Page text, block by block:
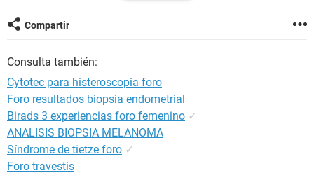
Compartir
Consulta también:
Cytotec para histeroscopia foro
Foro resultados biopsia endometrial
Birads 3 experiencias foro femenino ✓
ANALISIS BIOPSIA MELANOMA
Síndrome de tietze foro ✓
Foro travestis